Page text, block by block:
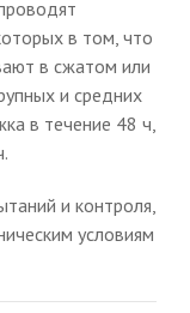
в том, что
в сжатом или
и средних
в течение 48 ч,
и контроля,
условиям